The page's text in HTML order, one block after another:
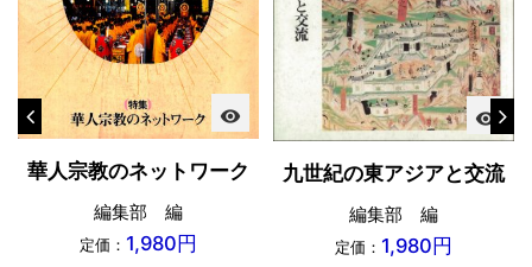
visibility
華人宗教のネットワーク
編集部 編
定価： 1,980円
visibility
九世紀の東アジアと交流
編集部 編
定価： 1,980円